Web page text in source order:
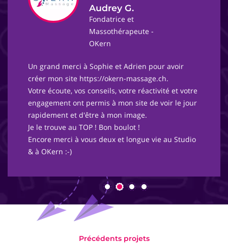
Audrey G.
Fondatrice et
Massothérapeute -
OKern
Un grand merci à Sophie et Adrien pour avoir
créer mon site https://okern-massage.ch.
Votre écoute, vos conseils, votre réactivité et votre
engagement ont permis à mon site de voir le jour
rapidement et d'être à mon image.
Je le trouve au TOP ! Bon boulot !
Encore merci à vous deux et longue vie au Studio
& à OKern :-)
Précédents projets